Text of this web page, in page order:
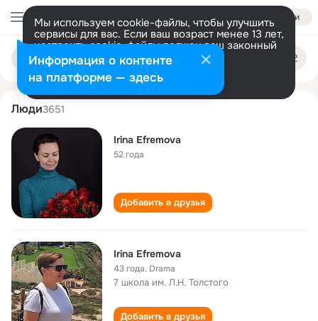
Войти
Мы используем cookie-файлы, чтобы улучшить
сервисы для вас. Если ваш возраст менее 13 лет,
настроить cookie-файлы должен ваш законный
представитель. Больше информации
Разрешить все Настроить
Поиск
людям
irina efremova
Люди3651
Irina Efremova
52 года
Добавить в друзья
Irina Efremova
43 года, Drama
7 школа им. Л.Н. Толстого
Добавить в друзья
Информация о контенте
на платформе — здесь